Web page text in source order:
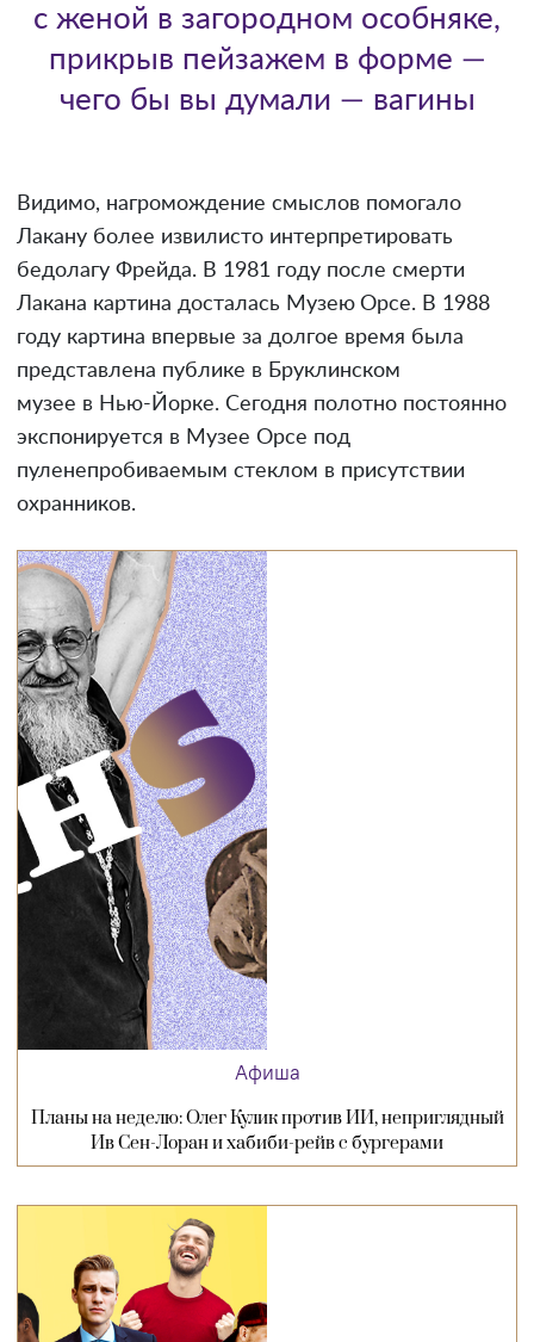
с женой в загородном особняке,
прикрыв пейзажем в форме —
чего бы вы думали — вагины
Видимо, нагромождение смыслов помогало
Лакану более извилисто интерпретировать
бедолагу Фрейда. В 1981 году после смерти
Лакана картина досталась Музею Орсе. В 1988
году картина впервые за долгое время была
представлена публике в Бруклинском
музее в Нью-Йорке. Сегодня полотно постоянно
экспонируется в Музее Орсе под
пуленепробиваемым стеклом в присутствии
охранников.
Афиша
Планы на неделю: Олег Кулик против ИИ, неприглядный
Ив Сен-Лоран и хабиби-рейв с бургерами